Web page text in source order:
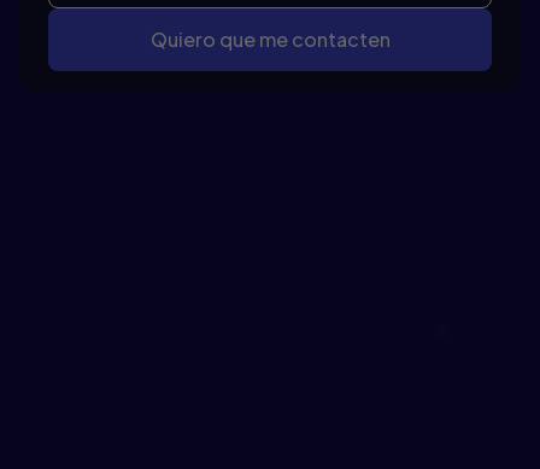
Quiero que me contacten